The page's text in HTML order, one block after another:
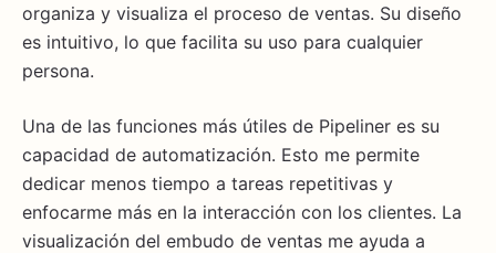
organiza y visualiza el proceso de ventas. Su diseño
es intuitivo, lo que facilita su uso para cualquier
persona.
Una de las funciones más útiles de Pipeliner es su
capacidad de automatización. Esto me permite
dedicar menos tiempo a tareas repetitivas y
enfocarme más en la interacción con los clientes. La
visualización del embudo de ventas me ayuda a